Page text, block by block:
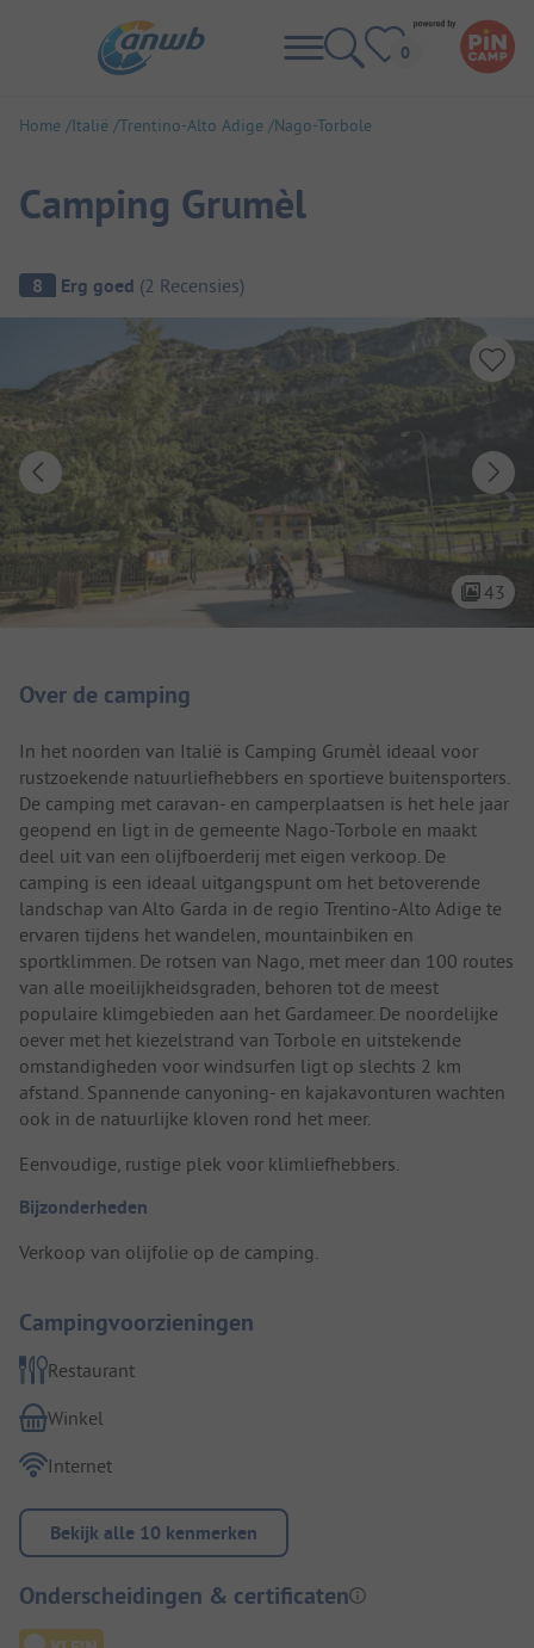
Home Italië Trentino-Alto Adige Nago-Torbole
Camping Grumèl
Camping overzicht
8 Erg goed (2 Recensies)
43
Over de camping
In het noorden van Italië is Camping Grumèl ideaal voor
rustzoekende natuurliefhebbers en sportieve buitensporters.
De camping met caravan- en camperplaatsen is het hele jaar
geopend en ligt in de gemeente Nago-Torbole en maakt
deel uit van een olijfboerderij met eigen verkoop. De
camping is een ideaal uitgangspunt om het betoverende
landschap van Alto Garda in de regio Trentino-Alto Adige te
ervaren tijdens het wandelen, mountainbiken en
sportklimmen. De rotsen van Nago, met meer dan 100 routes
van alle moeilijkheidsgraden, behoren tot de meest
populaire klimgebieden aan het Gardameer. De noordelijke
oever met het kiezelstrand van Torbole en uitstekende
omstandigheden voor windsurfen ligt op slechts 2 km
afstand. Spannende canyoning- en kajakavonturen wachten
ook in de natuurlijke kloven rond het meer.
Eenvoudige, rustige plek voor klimliefhebbers.
Bijzonderheden
Verkoop van olijfolie op de camping.
Campingvoorzieningen
Restaurant
Winkel
Internet
Bekijk alle 10 kenmerken
Onderscheidingen & certificaten